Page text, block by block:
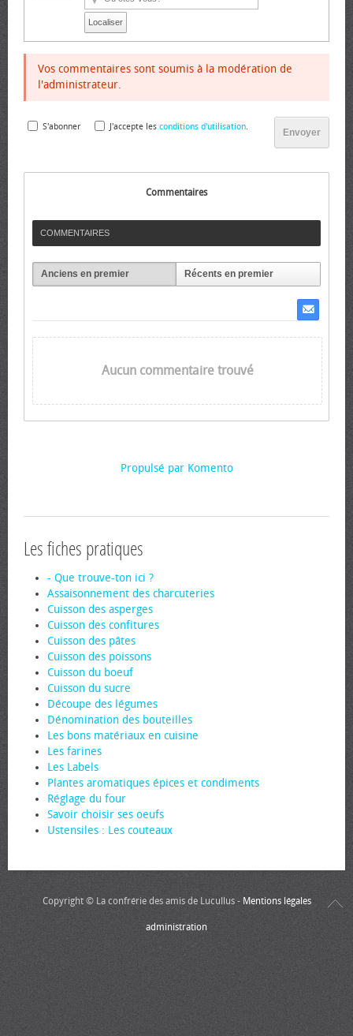
Localiser
Vos commentaires sont soumis à la modération de
l'administrateur.
Envoyer
S'abonner J'accepte les conditions d'utilisation.
Commentaires
COMMENTAIRES
Anciens en premier Récents en premier
Aucun commentaire trouvé
Propulsé par Komento
Les fiches pratiques
- Que trouve-ton ici ?
Assaisonnement des charcuteries
Cuisson des asperges
Cuisson des confitures
Cuisson des pâtes
Cuisson des poissons
Cuisson du boeuf
Cuisson du sucre
Découpe des légumes
Dénomination des bouteilles
Les bons matériaux en cuisine
Les farines
Les Labels
Plantes aromatiques épices et condiments
Réglage du four
Savoir choisir ses œufs
Ustensiles : Les couteaux
Copyright © La confrérie des amis de Lucullus -Mentions légales
administration